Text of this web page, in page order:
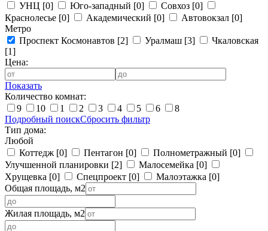
УНЦ [0] Юго-западный [0] Совхоз [0]
Краснолесье [0] Академический [0] Автовокзал [0]
Метро
Проспект Космонавтов [2] Уралмаш [3]
Чкаловская
[1]
Цена:
Показать
Количество комнат:
9
10 1 2 3 4 5 6
8
Подробный поискСбросить фильтр
Тип дома:
Любой
Коттедж [0] Пентагон [0] Полнометражный [0]
Улучшенной планировки [2] Малосемейка [0]
Хрущевка [0] Спецпроект [0] Малоэтажка [0]
Общая площадь, м2
Жилая площадь, м2